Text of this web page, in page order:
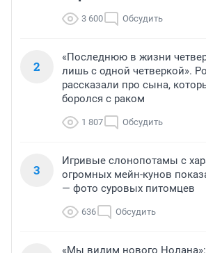
3 600 Обсудить
2
«Последнюю в жизни
лишь с одной четверкой».
рассказали про сына,
боролся с раком
1 807 Обсудить
3
Игривые слонопотамы с
огромных мейн-кунов
— фото суровых питомцев
636 Обсудить
«Мы видим нового